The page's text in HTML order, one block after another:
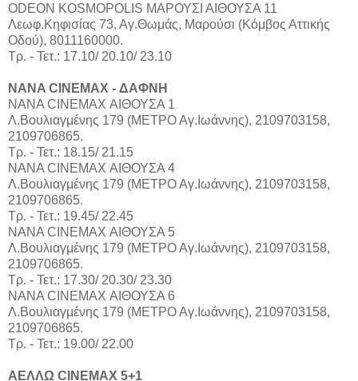
ODEON KOSMOPOLIS ΜΑΡΟΥΣΙ ΑΙΘΟΥΣΑ 11
Λεωφ.Κηφισίας 73, Αγ.Θωμάς, Μαρούσι (Κόμβος Αττικής
Οδού), 8011160000.
Τρ. - Τετ.: 17.10/ 20.10/ 23.10
NANA CINEMAX - ΔΑΦΝΗ
ΝΑΝΑ CINEMAX ΑΙΘΟΥΣΑ 1
Λ.Βουλιαγμένης 179 (ΜΕΤΡΟ Αγ.Ιωάννης), 2109703158,
2109706865.
Τρ. - Τετ.: 18.15/ 21.15
ΝΑΝΑ CINEMAX ΑΙΘΟΥΣΑ 4
Λ.Βουλιαγμένης 179 (ΜΕΤΡΟ Αγ.Ιωάννης), 2109703158,
2109706865.
Τρ. - Τετ.: 19.45/ 22.45
ΝΑΝΑ CINEMAX ΑΙΘΟΥΣΑ 5
Λ.Βουλιαγμένης 179 (ΜΕΤΡΟ Αγ.Ιωάννης), 2109703158,
2109706865.
Τρ. - Τετ.: 17.30/ 20.30/ 23.30
ΝΑΝΑ CINEMAX ΑΙΘΟΥΣΑ 6
Λ.Βουλιαγμένης 179 (ΜΕΤΡΟ Αγ.Ιωάννης), 2109703158,
2109706865.
Τρ. - Τετ.: 19.00/ 22.00
ΑΕΛΛΩ CINEMAX 5+1